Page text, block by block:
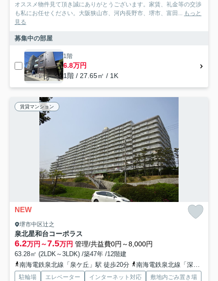
オススメ物件見て頂き誠にありがとうございます。家賃、礼金等の交渉
も私にお任せください。大阪狭山市、河内長野市、堺市、富田...
もっと
見る
募集中の部屋
1階
6.8万円
1階 / 27.65㎡ / 1K
賃貸マンション
NEW
堺市中区辻之
泉北星和台コーポラス
6.2万円～7.5万円 管理/共益費0円～8,000円
63.28㎡ (2LDK～3LDK) /築47年 /12階建
南海電鉄泉北線「泉ケ丘」駅 徒歩20分
南海電鉄泉北線「深井」駅 徒歩49分
駐輪場 エレベーター インターネット対応
敷地内ごみ置き場